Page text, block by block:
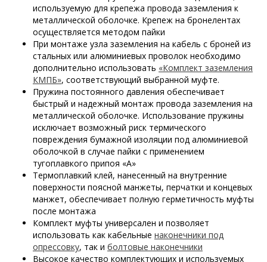
используемую для крепежа провода заземления к
металлической оболочке. Крепеж на бронелентах
осуществляется методом пайки
При монтаже узла заземления на кабель с броней из
стальных или алюминиевых проволок необходимо
дополнительно использовать «Комплект заземления
КМПБ», соответствующий выбранной муфте.
Пружина постоянного давления обеспечивает
быстрый и надежный монтаж провода заземления на
металлической оболочке. Использование пружины
исключает возможный риск термического
повреждения бумажной изоляции под алюминиевой
оболочкой в случае пайки с применением
тугоплавкого припоя «А»
Термоплавкий клей, нанесенный на внутренние
поверхности поясной манжеты, перчатки и концевых
манжет, обеспечивает полную герметичность муфты
после монтажа
Комплект муфты универсален и позволяет
использовать как кабельные наконечники под
опрессовку, так и болтовые наконечники
Высокое качество комплектующих и используемых